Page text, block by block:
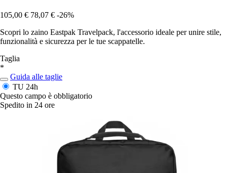
105,00 € 78,07 € -26%
Scopri lo zaino Eastpak Travelpack, l'accessorio ideale per unire stile,
funzionalità e sicurezza per le tue scappatelle.
Taglia
*
Guida alle taglie
TU 24h
Questo campo è obbligatorio
Spedito in 24 ore